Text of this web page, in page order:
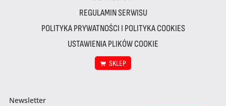
REGULAMIN SERWISU
POLITYKA PRYWATNOŚCI I POLITYKA COOKIES
USTAWIENIA PLIKÓW COOKIE
SKLEP
Newsletter